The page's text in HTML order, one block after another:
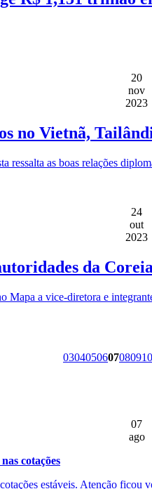
20
nov
2023
no Vietnã,
as boas relações
24
out
2023
da
Mapa a vice-diretora e
0304050607080910
07
ago
cotações
estáveis. Atenção ficou